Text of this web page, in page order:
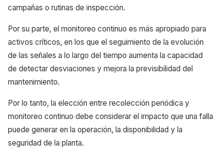
campañas o rutinas de inspección.
Por su parte, el monitoreo continuo es más apropiado para
activos críticos, en los que el seguimiento de la evolución
de las señales a lo largo del tiempo aumenta la capacidad
de detectar desviaciones y mejora la previsibilidad del
mantenimiento.
Por lo tanto, la elección entre recolección periódica y
monitoreo continuo debe considerar el impacto que una falla
puede generar en la operación, la disponibilidad y la
seguridad de la planta.